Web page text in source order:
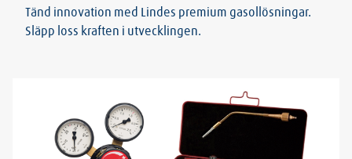
Tänd innovation med Lindes premium gasollösningar.
Släpp loss kraften i utvecklingen.